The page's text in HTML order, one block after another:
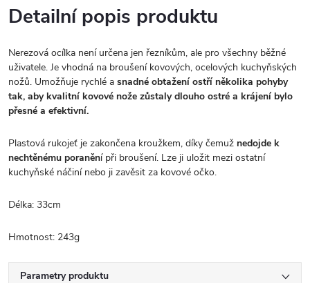
Detailní popis produktu
Nerezová ocílka není určena jen řezníkům, ale pro všechny běžné
uživatele. Je vhodná na broušení kovových, ocelových kuchyňských
nožů. Umožňuje rychlé a snadné obtažení ostří několika pohyby
tak, aby kvalitní kovové nože zůstaly dlouho ostré a krájení bylo
přesné a efektivní.
Plastová rukojeť je zakončena kroužkem, díky čemuž nedojde k
nechtěnému poranění při broušení. Lze ji uložit mezi ostatní
kuchyňské náčiní nebo ji zavěsit za kovové očko.
Délka: 33cm
Hmotnost: 243g
Parametry produktu